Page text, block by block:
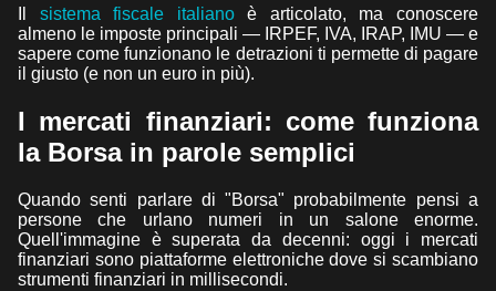
sistema fiscale italianoè articolato, ma conoscere
almeno le imposte principali — IRPEF, IVA, IRAP, IMU — e
sapere come funzionano le detrazioni ti permette di pagare
il giusto (e non un euro in più).
I mercati finanziari: come funziona
la Borsa in parole semplici
Quando senti parlare di "Borsa" probabilmente pensi a
persone che urlano numeri in un salone enorme.
Quell'immagine è superata da decenni: oggi i mercati
finanziari sono piattaforme elettroniche dove si scambiano
strumenti finanziari in millisecondi.